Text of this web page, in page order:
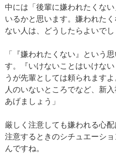
中には「後輩に嫌われたくな
いるかと思います。嫌われた
ない人は、どうしたらよいでし
「『嫌われたくない』という
す。『いけないことはいけな
うが先輩としては頼られます
人のいないところでなど、新
あげましょう」
厳しく注意しても嫌われる心配
注意するときのシチュエーシ
んですね。